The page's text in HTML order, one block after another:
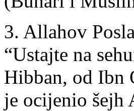
3. Allahov
“Ustajte na
Hibban, od Ibn
je ocijenio šejh